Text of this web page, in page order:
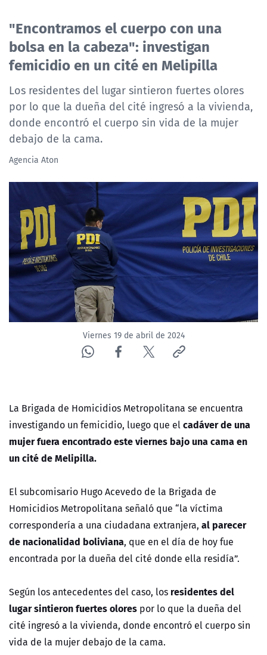
"Encontramos el cuerpo con una
bolsa en la cabeza": investigan
femicidio en un cité en Melipilla
Los residentes del lugar sintieron fuertes olores
por lo que la dueña del cité ingresó a la vivienda,
donde encontró el cuerpo sin vida de la mujer
debajo de la cama.
Agencia Aton
Viernes 19 de abril de 2024
La Brigada de Homicidios Metropolitana se encuentra
investigando un femicidio, luego que elcadáver de una
mujer fuera encontrado este viernes bajo una cama en
un cité de Melipilla.
El subcomisario Hugo Acevedo de la Brigada de
Homicidios Metropolitana señaló que “la víctima
correspondería a una ciudadana extranjera, al parecer
de nacionalidad boliviana, que en el día de hoy fue
encontrada por la dueña del cité donde ella residía”.
Según los antecedentes del caso, los residentes del
lugar sintieron fuertes olores por lo que la dueña del
cité ingresó a la vivienda, donde encontró el cuerpo sin
vida de la mujer debajo de la cama.